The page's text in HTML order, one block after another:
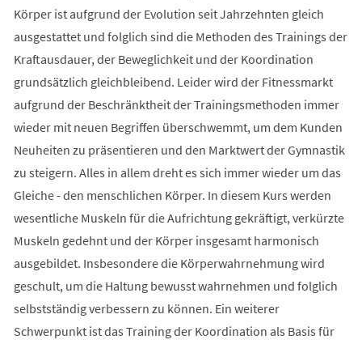
Körper ist aufgrund der Evolution seit Jahrzehnten gleich
ausgestattet und folglich sind die Methoden des Trainings der
Kraftausdauer, der Beweglichkeit und der Koordination
grundsätzlich gleichbleibend. Leider wird der Fitnessmarkt
aufgrund der Beschränktheit der Trainingsmethoden immer
wieder mit neuen Begriffen überschwemmt, um dem Kunden
Neuheiten zu präsentieren und den Marktwert der Gymnastik
zu steigern. Alles in allem dreht es sich immer wieder um das
Gleiche - den menschlichen Körper. In diesem Kurs werden
wesentliche Muskeln für die Aufrichtung gekräftigt, verkürzte
Muskeln gedehnt und der Körper insgesamt harmonisch
ausgebildet. Insbesondere die Körperwahrnehmung wird
geschult, um die Haltung bewusst wahrnehmen und folglich
selbstständig verbessern zu können. Ein weiterer
Schwerpunkt ist das Training der Koordination als Basis für